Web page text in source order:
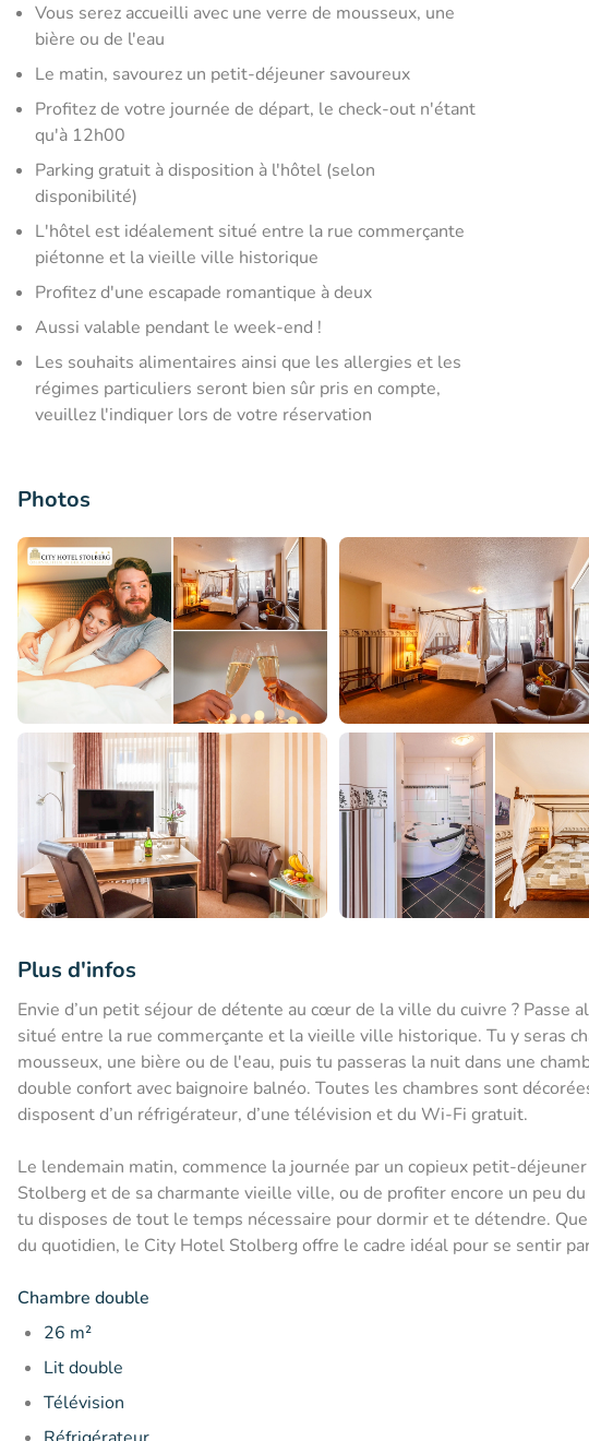
Vous serez accueilli avec une verre de mousseux, une
bière ou de l'eau
Le matin, savourez un petit-déjeuner savoureux
Profitez de votre journée de départ, le check-out n'étant
qu'à 12h00
Parking gratuit à disposition à l'hôtel (selon
disponibilité)
L'hôtel est idéalement situé entre la rue commerçante
piétonne et la vieille ville historique
Profitez d'une escapade romantique à deux
Aussi valable pendant le week-end !
Les souhaits alimentaires ainsi que les allergies et les
régimes particuliers seront bien sûr pris en compte,
veuillez l'indiquer lors de votre réservation
Photos
Plus d'infos
Envie d’un petit séjour de détente au cœur de la ville du cuivre ?
situé entre la rue commerçante et la vieille ville historique. Tu y seras
mousseux, une bière ou de l'eau, puis tu passeras la nuit dans une
double confort avec baignoire balnéo. Toutes les chambres sont
disposent d’un réfrigérateur, d’une télévision et du Wi-Fi gratuit.
Le lendemain matin, commence la journée par un copieux petit-
Stolberg et de sa charmante vieille ville, ou de profiter encore un peu
tu disposes de tout le temps nécessaire pour dormir et te détendre.
du quotidien, le City Hotel Stolberg offre le cadre idéal pour se sentir
Chambre double
26 m²
Lit double
Télévision